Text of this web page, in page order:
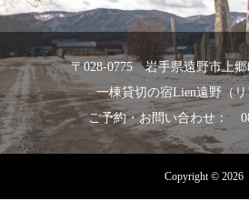
〒028-0775 岩手県遠野市上
一棟貸切の宿Lien遠野（
ご予約・お問い合わせ：
Copyright © 2026